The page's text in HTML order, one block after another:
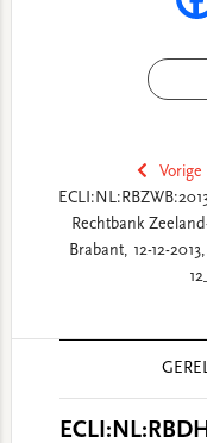
Rechtbank
Brabant, 12-12-